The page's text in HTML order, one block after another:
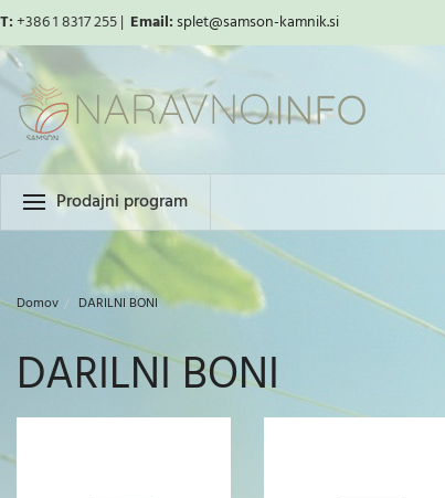
T:+386 1 8317 255 | Email:splet@samson-kamnik.si
Prodajni program
Domov
DARILNI BONI
DARILNI BONI